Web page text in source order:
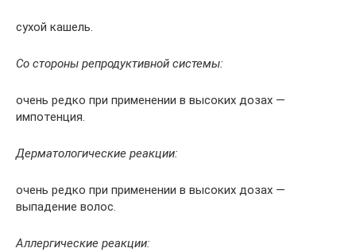
сухой кашель.
Со стороны репродуктивной системы:
очень редко при применении в высоких дозах —
импотенция.
Дерматологические реакции:
очень редко при применении в высоких дозах —
выпадение волос.
Аллергические реакции: